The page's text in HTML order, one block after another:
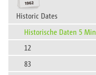
Historic Dates
Historische Daten 5 Min
12
83